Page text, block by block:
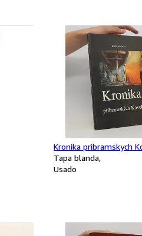
Kronika pribramskych
Tapa blanda
Usado